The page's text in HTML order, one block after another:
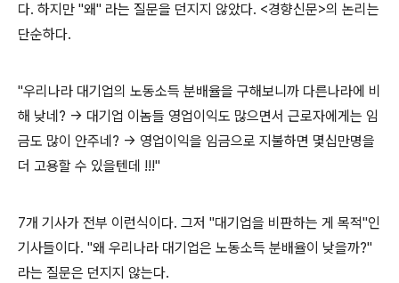
다. 하지만 "왜" 라는 질문을 던지지 않았다. <경향신문>의 논리는
단순하다.
"우리나라 대기업의 노동소득 분배율을 구해보니까 다른나라에 비
해 낮네? → 대기업 이놈들 영업이익도 많으면서 근로자에게는 임
금도 많이 안주네? → 영업이익을 임금으로 지불하면 몇십만명을
더 고용할 수 있을텐데 !!!"
7개 기사가 전부 이런식이다. 그저 "대기업을 비판하는 게 목적"인
기사들이다. "왜 우리나라 대기업은 노동소득 분배율이 낮을까?"
라는 질문은 던지지 않는다.